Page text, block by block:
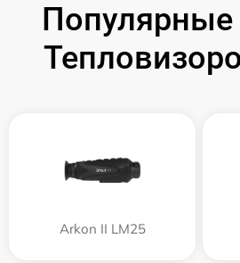
Arkon II LM25